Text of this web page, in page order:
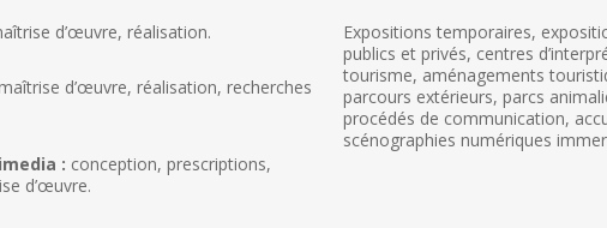
d’œuvre, réalisation.
d’œuvre, réalisation, recherches
: conception, prescriptions,
d’œuvre.
Expositions temporaires,
publics et privés, centres
tourisme, aménagements
parcours extérieurs, parcs
procédés de communication,
scénographies numériques